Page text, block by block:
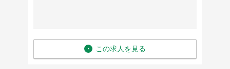
この求人を見る